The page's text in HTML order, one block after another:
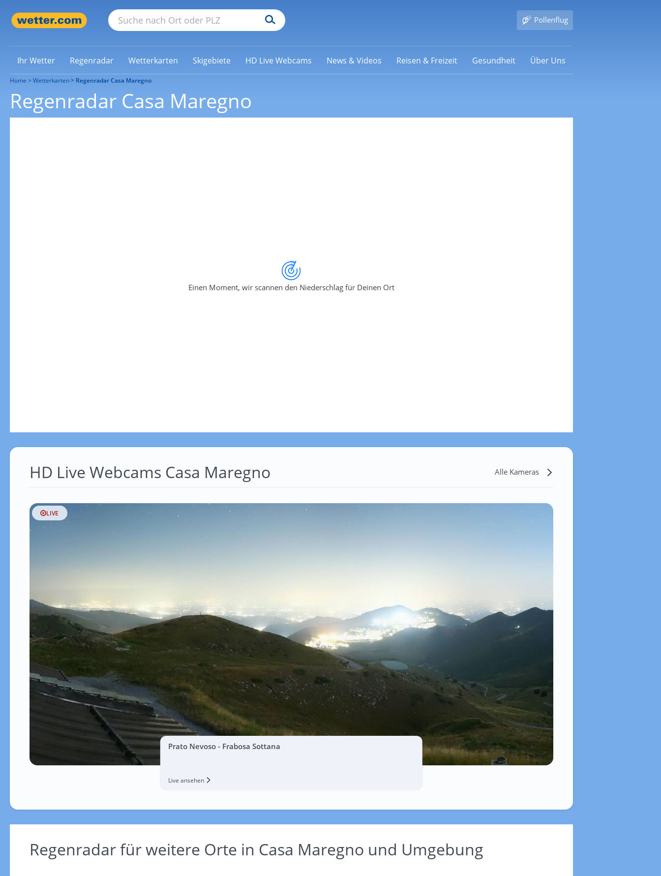
Pollenflug
Ihr Wetter Regenradar Wetterkarten Skigebiete HD Live Webcams News & Videos Reisen & Freizeit Gesundheit Über Uns
Home Wetterkarten Regenradar Casa Maregno
Regenradar Casa Maregno
Einen Moment, wir scannen den Niederschlag für Deinen Ort
HD Live Webcams Casa Maregno Alle Kameras
LIVE
Prato Nevoso - Frabosa Sottana
Live ansehen
Regenradar für weitere Orte in Casa Maregno und Umgebung